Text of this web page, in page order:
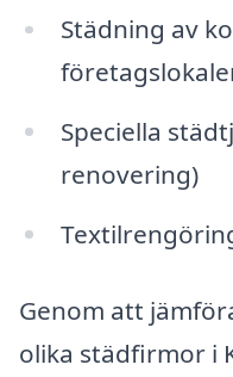
Städning av
Speciella
renovering)
Genom att
olika städfirmor i